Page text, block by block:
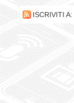
ISCRIVITI A: